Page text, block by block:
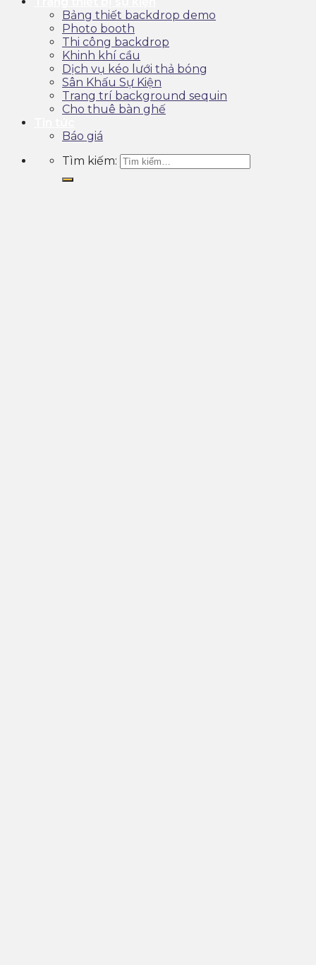
Bảng thiết backdrop demo
Photo booth
Thi công backdrop
Khinh khí cầu
Dịch vụ kéo lưới thả bóng
Sân Khấu Sự Kiện
Trang trí background sequin
Cho thuê bàn ghế
Báo giá
Tìm kiếm: